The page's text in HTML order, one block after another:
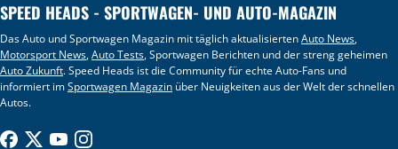
SPEED HEADS - SPORTWAGEN- UND AUTO-MAGAZIN
Das Auto und Sportwagen Magazin mit täglich aktualisiertenAuto News,
Motorsport News,Auto Tests, Sportwagen Berichten und der streng geheimen
Auto Zukunft. Speed Heads ist die Community für echte Auto-Fans und
informiert imSportwagen Magazin über Neuigkeiten aus der Welt der schnellen
Autos.